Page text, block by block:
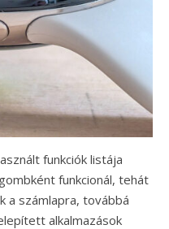
funkciók listája
funkcionál, tehát
a számlapra, továbbá
alkalmazások